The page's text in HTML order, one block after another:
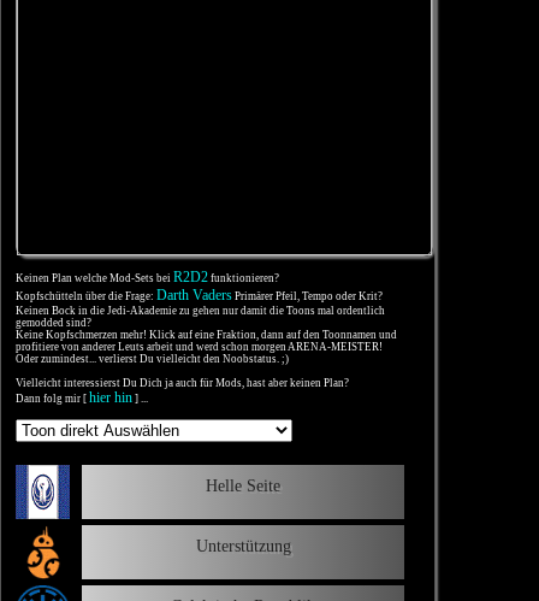
Keinen Plan welche Mod-Sets bei R2D2 funktionieren?
Kopfschütteln über die Frage: Darth Vaders Primärer Pfeil, Tempo oder Krit?
Keinen Bock in die Jedi-Akademie zu gehen nur damit die Toons mal ordentlich
gemodded sind?
Keine Kopfschmerzen mehr! Klick auf eine Fraktion, dann auf den Toonnamen und
profitiere von anderer Leuts arbeit und werd schon morgen ARENA-MEISTER!
Oder zumindest... verlierst Du vielleicht den Noobstatus. ;)
Vielleicht interessierst Du Dich ja auch für Mods, hast aber keinen Plan?
Dann folg mir [ hier hin ] ...
Helle Seite
Unterstützung